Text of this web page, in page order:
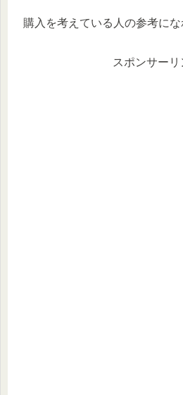
購入を考えている人の参考にな
スポンサーリ